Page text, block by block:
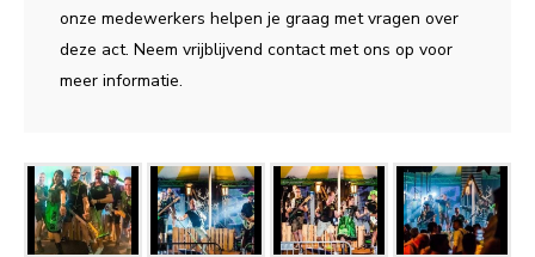
onze medewerkers helpen je graag met vragen over
deze act. Neem vrijblijvend contact met ons op voor
meer informatie.